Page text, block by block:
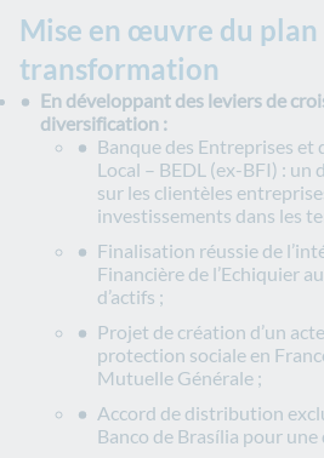
Mise en œuvre du plan
transformation
En développant des leviers de
diversification :
Banque des Entreprises et
Local – BEDL (ex-BFI) :
sur les clientèles
investissements dans les
Finalisation réussie de
Financière de l’Echiquier
d’actifs ;
Projet de création d’un
protection sociale en
Mutuelle Générale ;
Accord de distribution
Banco de Brasília pour une